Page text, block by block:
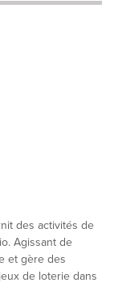
des activités de
Agissant de
et gère des
de loterie dans